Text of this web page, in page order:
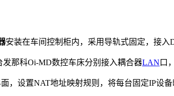
安装在车间控制柜内，采用导轨式固定，接入
发那科Oi-MD数控车床分别接入耦合器LAN 口
，设置NAT地址映射规则，将每台固定IP